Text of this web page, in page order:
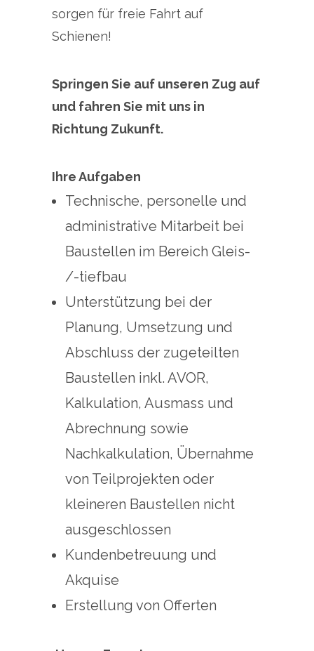
sorgen für freie Fahrt auf
Schienen!
Springen Sie auf unseren Zug auf
und fahren Sie mit uns in
Richtung Zukunft.
Ihre Aufgaben
Technische, personelle und
administrative Mitarbeit bei
Baustellen im Bereich Gleis-
/-tiefbau
Unterstützung bei der
Planung, Umsetzung und
Abschluss der zugeteilten
Baustellen inkl. AVOR,
Kalkulation, Ausmass und
Abrechnung sowie
Nachkalkulation, Übernahme
von Teilprojekten oder
kleineren Baustellen nicht
ausgeschlossen
Kundenbetreuung und
Akquise
Erstellung von Offerten